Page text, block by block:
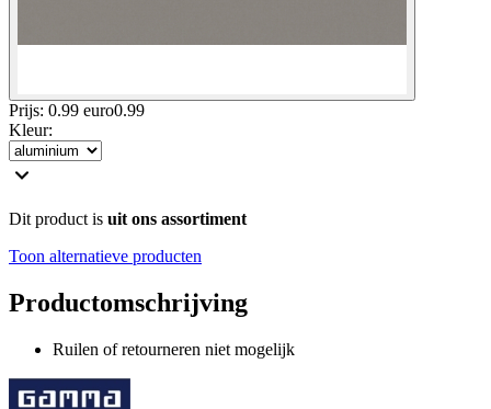
Prijs: 0.99 euro0.99
Kleur:
Dit product is uit ons assortiment
Toon alternatieve producten
Productomschrijving
Ruilen of retourneren niet mogelijk